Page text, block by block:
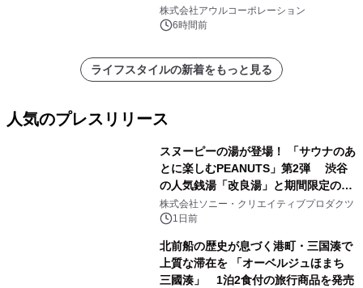
大人の冬旅を。ー夕日ヶ浦温泉「佳松
苑 別邸ふうか」ー
株式会社アウルコーポレーション
6時間前
ライフスタイルの新着をもっと見る
人気のプレスリリース
スヌーピーの湯が登場！ 「サウナのあ
とに楽しむPEANUTS」第2弾 渋谷
の人気銭湯「改良湯」と期間限定のコ
ラボレーション サウナイキタイコラ
ボグッズも発売決定！
株式会社ソニー・クリエイティブプロダクツ
1日前
北前船の歴史が息づく港町・三国湊で
上質な滞在を 「オーベルジュほまち
三國湊」 1泊2食付の旅行商品を発売